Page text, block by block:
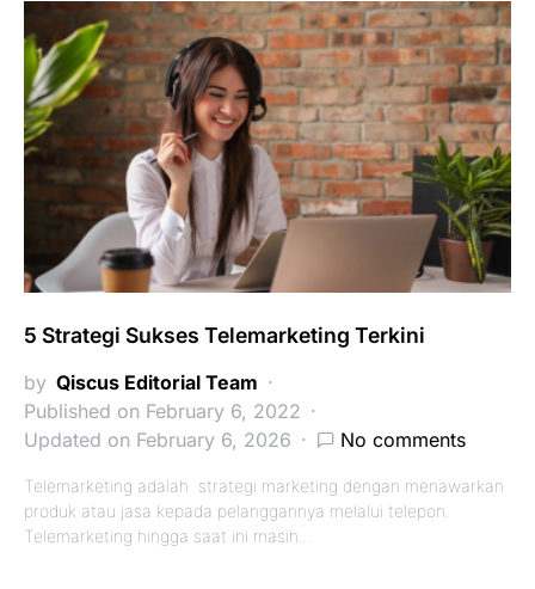
5 Strategi Sukses Telemarketing Terkini
by Qiscus Editorial Team
Published on February 6, 2022
Updated on February 6, 2026
No comments
Telemarketing adalah strategi marketing dengan menawarkan
produk atau jasa kepada pelanggannya melalui telepon.
Telemarketing hingga saat ini masih…